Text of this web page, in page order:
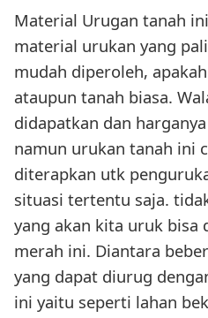
Material Urugan tanah
material urukan yang
mudah diperoleh,
ataupun tanah biasa.
didapatkan dan
namun urukan tanah ini
diterapkan utk
situasi tertentu saja.
yang akan kita uruk bisa
merah ini. Diantara
yang dapat diurug
ini yaitu seperti lahan